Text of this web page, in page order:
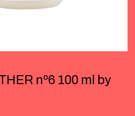
nº6 100 ml by